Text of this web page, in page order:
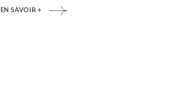
EN SAVOIR +